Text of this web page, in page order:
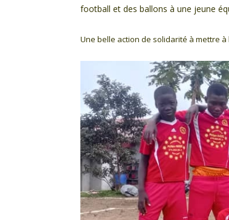
football et des ballons à une jeune
Une belle action de solidarité à mettre à